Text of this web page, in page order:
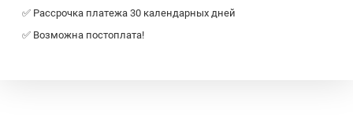
✅ Рассрочка платежа 30 календарных дней
✅ Возможна постоплата!